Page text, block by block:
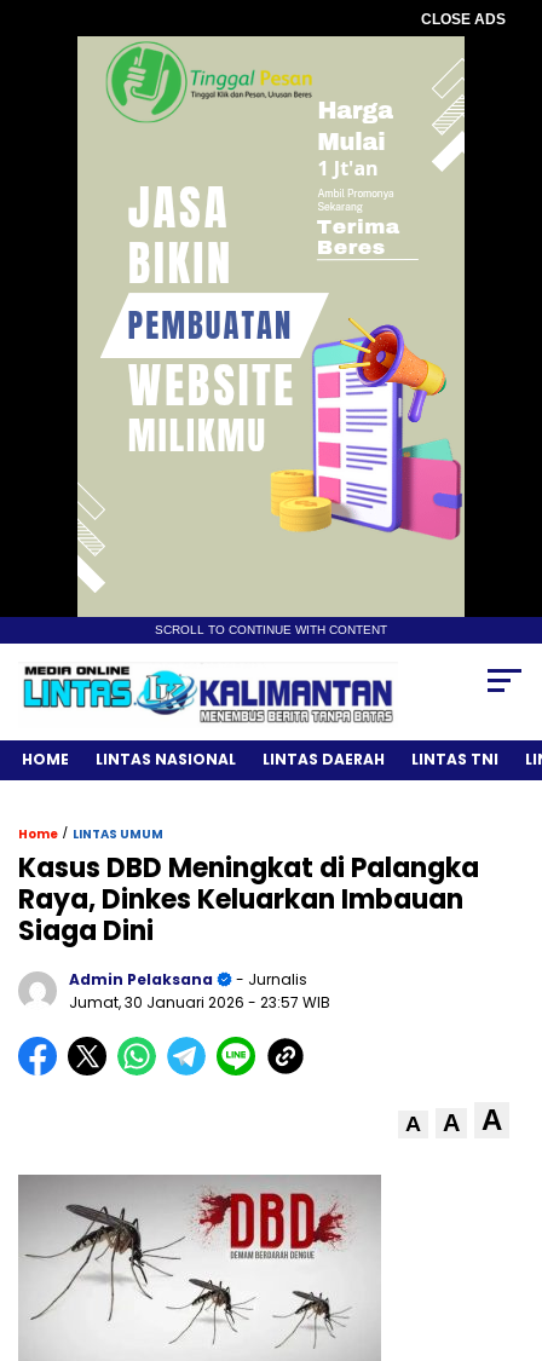
CLOSE ADS
SCROLL TO CONTINUE WITH CONTENT
HOME LINTAS NASIONAL LINTAS DAERAH LINTAS TNI
Home / LINTAS UMUM
Kasus DBD Meningkat di Palangka
Raya, Dinkes Keluarkan Imbauan
Siaga Dini
Admin Pelaksana
- Jurnalis
Jumat, 30 Januari 2026 - 23:57 WIB
A A A